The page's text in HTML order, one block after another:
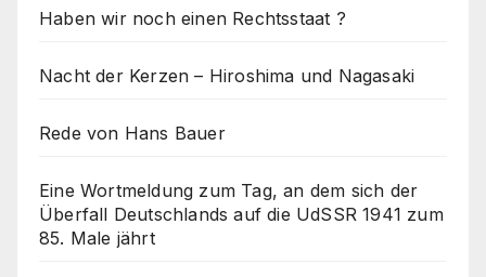
Haben wir noch einen Rechtsstaat ?
Nacht der Kerzen – Hiroshima und Nagasaki
Rede von Hans Bauer
Eine Wortmeldung zum Tag, an dem sich der
Überfall Deutschlands auf die UdSSR 1941 zum
85. Male jährt